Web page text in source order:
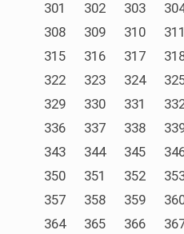
301
302 303
308
309 310 311
315
316 317
322
323 324
329
330 331
336
337 338
343
344 345
350
351 352
357
358 359
364
365 366